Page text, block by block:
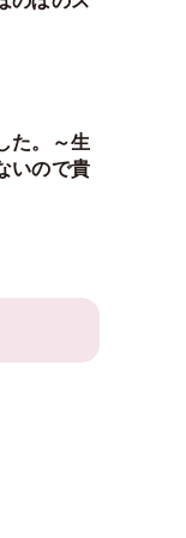
た。～生
いので貴